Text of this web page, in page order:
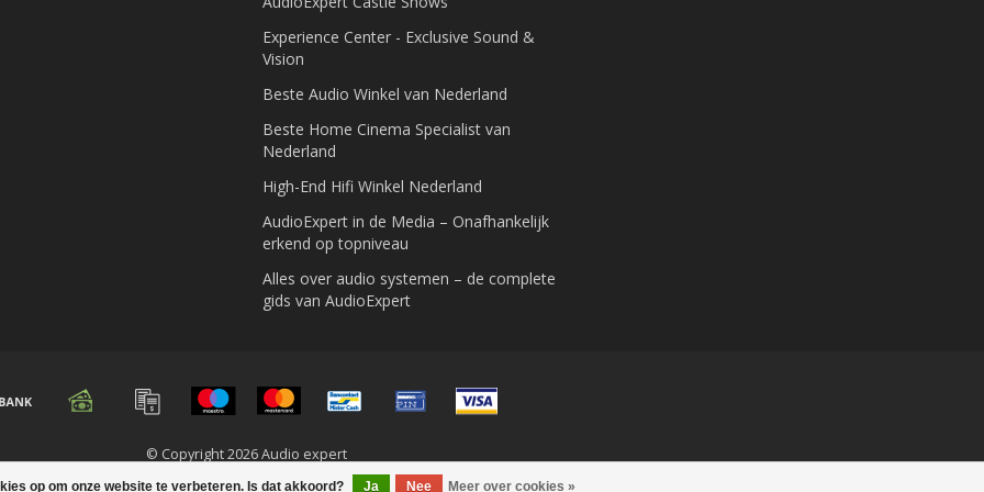
op om onze website te verbeteren. Is dat akkoord? Ja Nee Meer over cookies »
Experience Center - Exclusive Sound &
Vision
Beste Audio Winkel van Nederland
Beste Home Cinema Specialist van
Nederland
High-End Hifi Winkel Nederland
AudioExpert in de Media – Onafhankelijk
erkend op topniveau
Alles over audio systemen – de complete
gids van AudioExpert
© Copyright 2026 Audio expert